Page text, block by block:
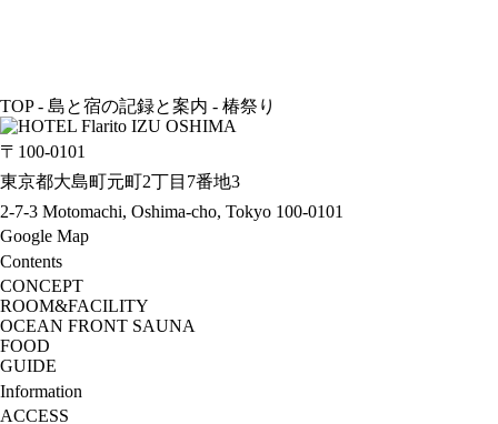
TOP - 島と宿の記録と案内 - 椿祭り
〒100-0101
東京都大島町元町2丁目7番地3
2-7-3 Motomachi, Oshima-cho, Tokyo 100-0101
Google Map
Contents
CONCEPT
ROOM&FACILITY
OCEAN FRONT SAUNA
FOOD
GUIDE
Information
ACCESS